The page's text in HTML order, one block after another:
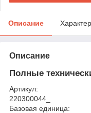
Описание
Описание
Полные
Артикул:
220300044_
Базовая единица: